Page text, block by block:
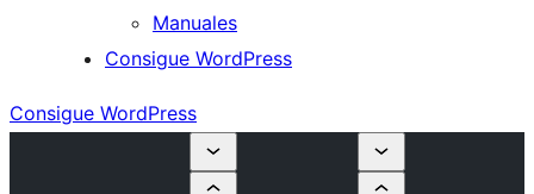
Manuales
Consigue WordPress
Consigue WordPress